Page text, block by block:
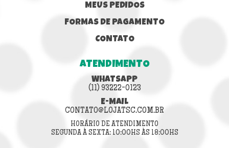
MEUS PEDIDOS
FORMAS DE PAGAMENTO
CONTATO
ATENDIMENTO
WHATSAPP
(11) 93222-0123
E-MAIL
CONTATO@LOJATSC.COM.BR
HORÁRIO DE ATENDIMENTO
SEGUNDA À SEXTA: 10:00HS ÀS 18:00HS